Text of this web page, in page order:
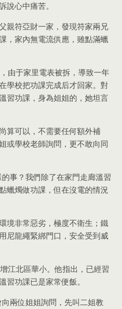
說心中痛苦。
親符亞財一家，發現符家兩兄
，家內無電流供應，雖點滿蠟
由于家里電表被拆，導致一年
學校把功課完成后才回家。對
習功課，身為姐姐的，她坦言
算可以，不需要任何額外補
或學校老師詢問，更不敢向同
事？我們除了在家門走廊溫習
蠟燭做功課，但在沒電的情況
境非常惡劣，極度不衛生；鐵
尼龍繩緊綁門口，安全受到威
江北區華小。他指出，已經習
習功課已是家常便飯。
兩位姐姐詢問，先叫二姐教